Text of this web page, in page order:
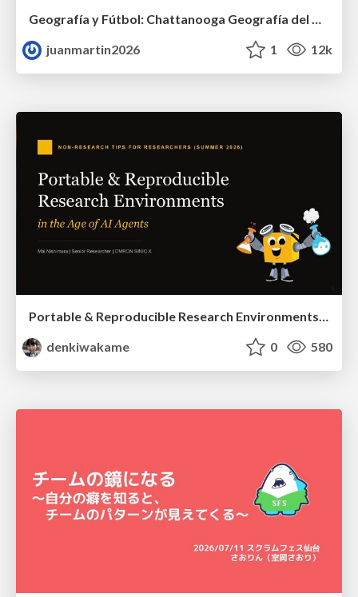
Geografía y Fútbol: Chattanooga Geografía del Búnker de La Roja.
juanmartin2026
1 12k
Portable & Reproducible Research Environments in the Age of AI Agents
denkiwakame
0 580